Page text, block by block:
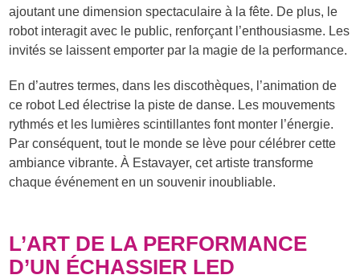
ajoutant une dimension spectaculaire à la fête. De plus, le
robot interagit avec le public, renforçant l’enthousiasme. Les
invités se laissent emporter par la magie de la performance.
En d’autres termes, dans les discothèques, l’animation de
ce robot Led électrise la piste de danse. Les mouvements
rythmés et les lumières scintillantes font monter l’énergie.
Par conséquent, tout le monde se lève pour célébrer cette
ambiance vibrante. À Estavayer, cet artiste transforme
chaque événement en un souvenir inoubliable.
L’ART DE LA PERFORMANCE
D’UN ÉCHASSIER LED